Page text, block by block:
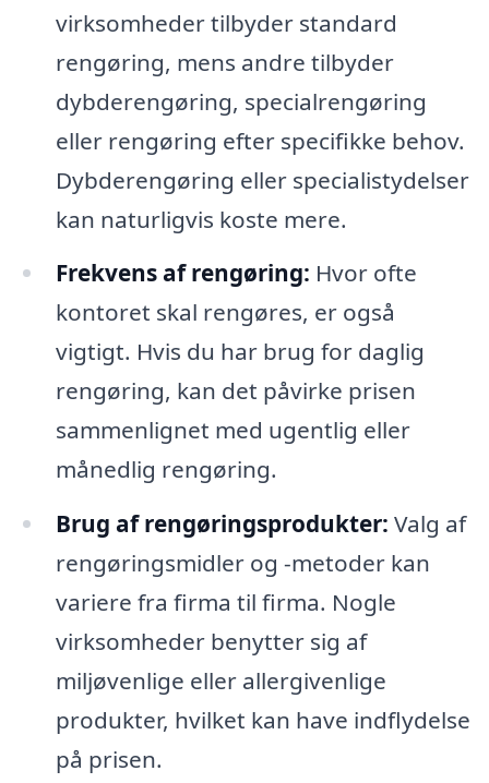
virksomheder tilbyder standard
rengøring, mens andre tilbyder
dybderengøring, specialrengøring
eller rengøring efter specifikke behov.
Dybderengøring eller specialistydelser
kan naturligvis koste mere.
Frekvens af rengøring: Hvor ofte
kontoret skal rengøres, er også
vigtigt. Hvis du har brug for daglig
rengøring, kan det påvirke prisen
sammenlignet med ugentlig eller
månedlig rengøring.
Brug af rengøringsprodukter: Valg af
rengøringsmidler og -metoder kan
variere fra firma til firma. Nogle
virksomheder benytter sig af
miljøvenlige eller allergivenlige
produkter, hvilket kan have indflydelse
på prisen.